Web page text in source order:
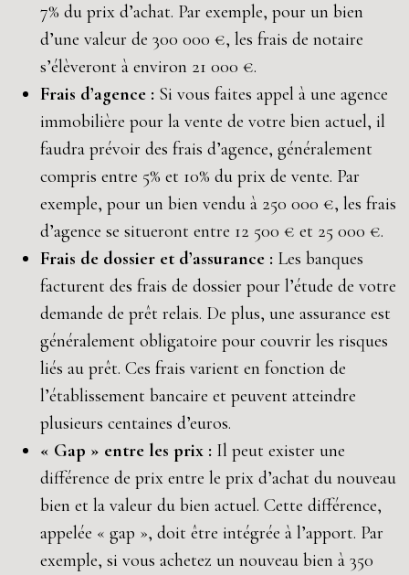
7% du prix d’achat. Par exemple, pour un bien
d’une valeur de 300 000 €, les frais de notaire
s’élèveront à environ 21 000 €.
Frais d’agence : Si vous faites appel à une agence
immobilière pour la vente de votre bien actuel, il
faudra prévoir des frais d’agence, généralement
compris entre 5% et 10% du prix de vente. Par
exemple, pour un bien vendu à 250 000 €, les frais
d’agence se situeront entre 12 500 € et 25 000 €.
Frais de dossier et d’assurance : Les banques
facturent des frais de dossier pour l’étude de votre
demande de prêt relais. De plus, une assurance est
généralement obligatoire pour couvrir les risques
liés au prêt. Ces frais varient en fonction de
l’établissement bancaire et peuvent atteindre
plusieurs centaines d’euros.
« Gap » entre les prix : Il peut exister une
différence de prix entre le prix d’achat du nouveau
bien et la valeur du bien actuel. Cette différence,
appelée « gap », doit être intégrée à l’apport. Par
exemple, si vous achetez un nouveau bien à 350